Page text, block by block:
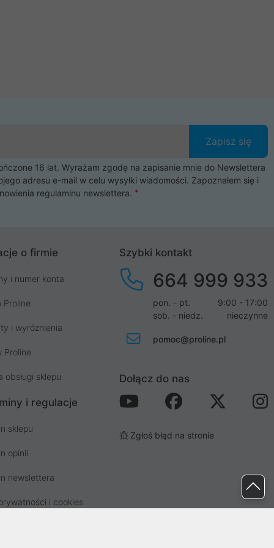
Zapisz się
16 lat. Wyrażam zgodę na zapisanie mnie do Newslettera
adresu e-mail w celu wysyłki wiadomości. Zapoznałem się i
regulaminu newslettera.
o firmie
i numer konta
Proline
i wyróżnienia
Proline
obsługi sklepu
i regulacje
sklepu
opinii
newslettera
i cookies
Szybki kontakt
664 999 933
pon. - pt.
9:00 - 17:00
sob. - niedz.
nieczynne
pomoc@proline.pl
Dołącz do nas
Zgłoś błąd na stronie